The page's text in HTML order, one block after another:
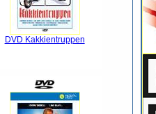
DVD Kakkientruppen